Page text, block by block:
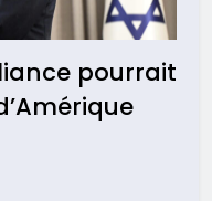
pourrait